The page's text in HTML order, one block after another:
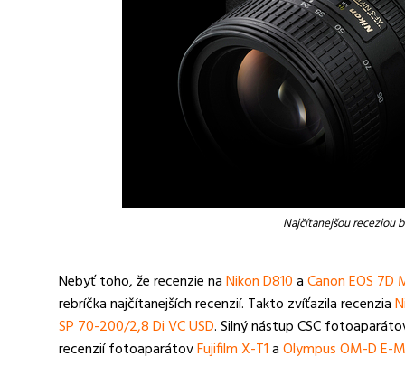
Najčítanejšou receziou
Nebyť toho, že recenzie naNikon D810aCanon EOS 7D
rebríčka najčítanejších recenzií. Takto zvíťazila recenzia
SP 70-200/2,8 Di VC USD. Silný nástup CSC
recenzií fotoaparátovFujifilm X-T1aOlympus OM-D E-